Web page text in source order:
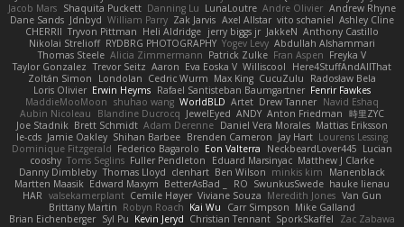
Jacob Mars Shaquita Puckett Danning Lu LunaLoutre Andre Olivier Andrew Rhyne
Dane Sands Jdnbyd William Parry Zak Jarvis Axel Allstar vito schaniel Ashley Cline
CHERRII Tryvon Pittman Heli Aldridge jerry biggs jr JakkeN Anthony Castillo
Nikolai Strelioff RYDBRG PHOTOGRAPHY Yogev Levy Abdullah Alshammari
Thomas Steele Alicia Zimmermann Patrick Zulke Fran Aspen Freyka V
Taylor Gonzalez Trevor Seitz Aaron Eva Eoska V Williscool
Here4StuffAndAllThat
Zoltán Simon
Londolan Cedric Wurm Max King CucuZulu
Radosław Bela
Loris Olivier Erwin Heyms Rafael Santisteban Baumgartner Fenrir Fawkes
MaddieMooMoon shuhao wang WorldBLD Artet Drew Tanner Navid Eshaq
Aubin Nicoleau
Blandine Ducrocq JewelEyed ANDY Anton Friedman 時里ZYC
Joe Stadnik Brett Schmidt Adam Derenne Daniel Vera Morales Mattias Eriksson
le-cds Jamie Oakley Shihan Barbee Brenden Cameron Jay Hart Lourens Lessing
Dominique Fitzgerald Federico Bagarolo Eon Valterra NeckbeardLover445 Lucian
cooshy Toms Seglins Fuller Pendleton Eduard Marsinyac Matthew J Clarke
Danny Dimbleby Thomas Lloyd clenhart Ben Wilson minkis kim
Manenblack
Martten Maasik Edward Maxym BetterAsBad _ RO SwunkusSwede hauke lienau
HAR valsekamerplant Cemile Høyer Viviane Souza Meredith Jones Van Gun
Brittany Martin Robyn Roach Kai Wu Carr Simpson Mike Galland
Brian Eichenberger Syl Pu Kevin Jeryd Christian Tennant SporkSkaffel
Zac Zabawa